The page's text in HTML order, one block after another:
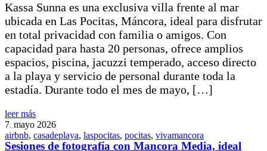
Kassa Sunna es una exclusiva villa frente al mar
ubicada en Las Pocitas, Máncora, ideal para disfrutar
en total privacidad con familia o amigos. Con
capacidad para hasta 20 personas, ofrece amplios
espacios, piscina, jacuzzi temperado, acceso directo
a la playa y servicio de personal durante toda la
estadía. Durante todo el mes de mayo, […]
leer más
7. mayo 2026
airbnb, casadeplaya, laspocitas, pocitas, vivamancora
Sesiones de fotografía con Mancora Media, ideal